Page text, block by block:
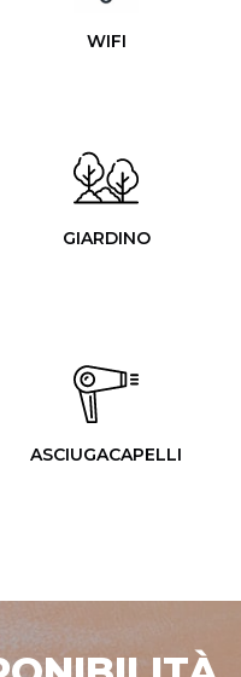
WIFI
GIARDINO
ASCIUGACAPELLI